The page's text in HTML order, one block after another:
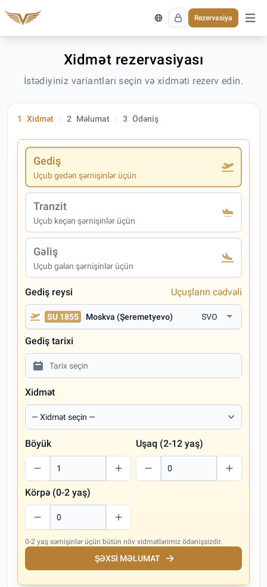
Rezervasiya
Əsas
Xidmət rezervasiyası
İstədiyiniz variantları seçin və xidməti rezerv edin.
1 Xidmət 2 Məlumat 3 Ödəniş
Gediş
Uçub gedən şərnişinlər üçün
Tranzit
Uçub keçən şərnişinlər üçün
Gəliş
Uçub gələn şərnişinlər üçün
Gediş reysi Uçuşların cədvəli
SU 1855 Moskva (Şeremetyevo) SVO
Gediş tarixi
Xidmət
Böyük Uşaq (2-12 yaş)
Körpə (0-2 yaş)
0-2 yaş sərnişinlər üçün bütün növ xidmətlərimiz ödənişsizdir.
ŞƏXSI MƏLUMAT